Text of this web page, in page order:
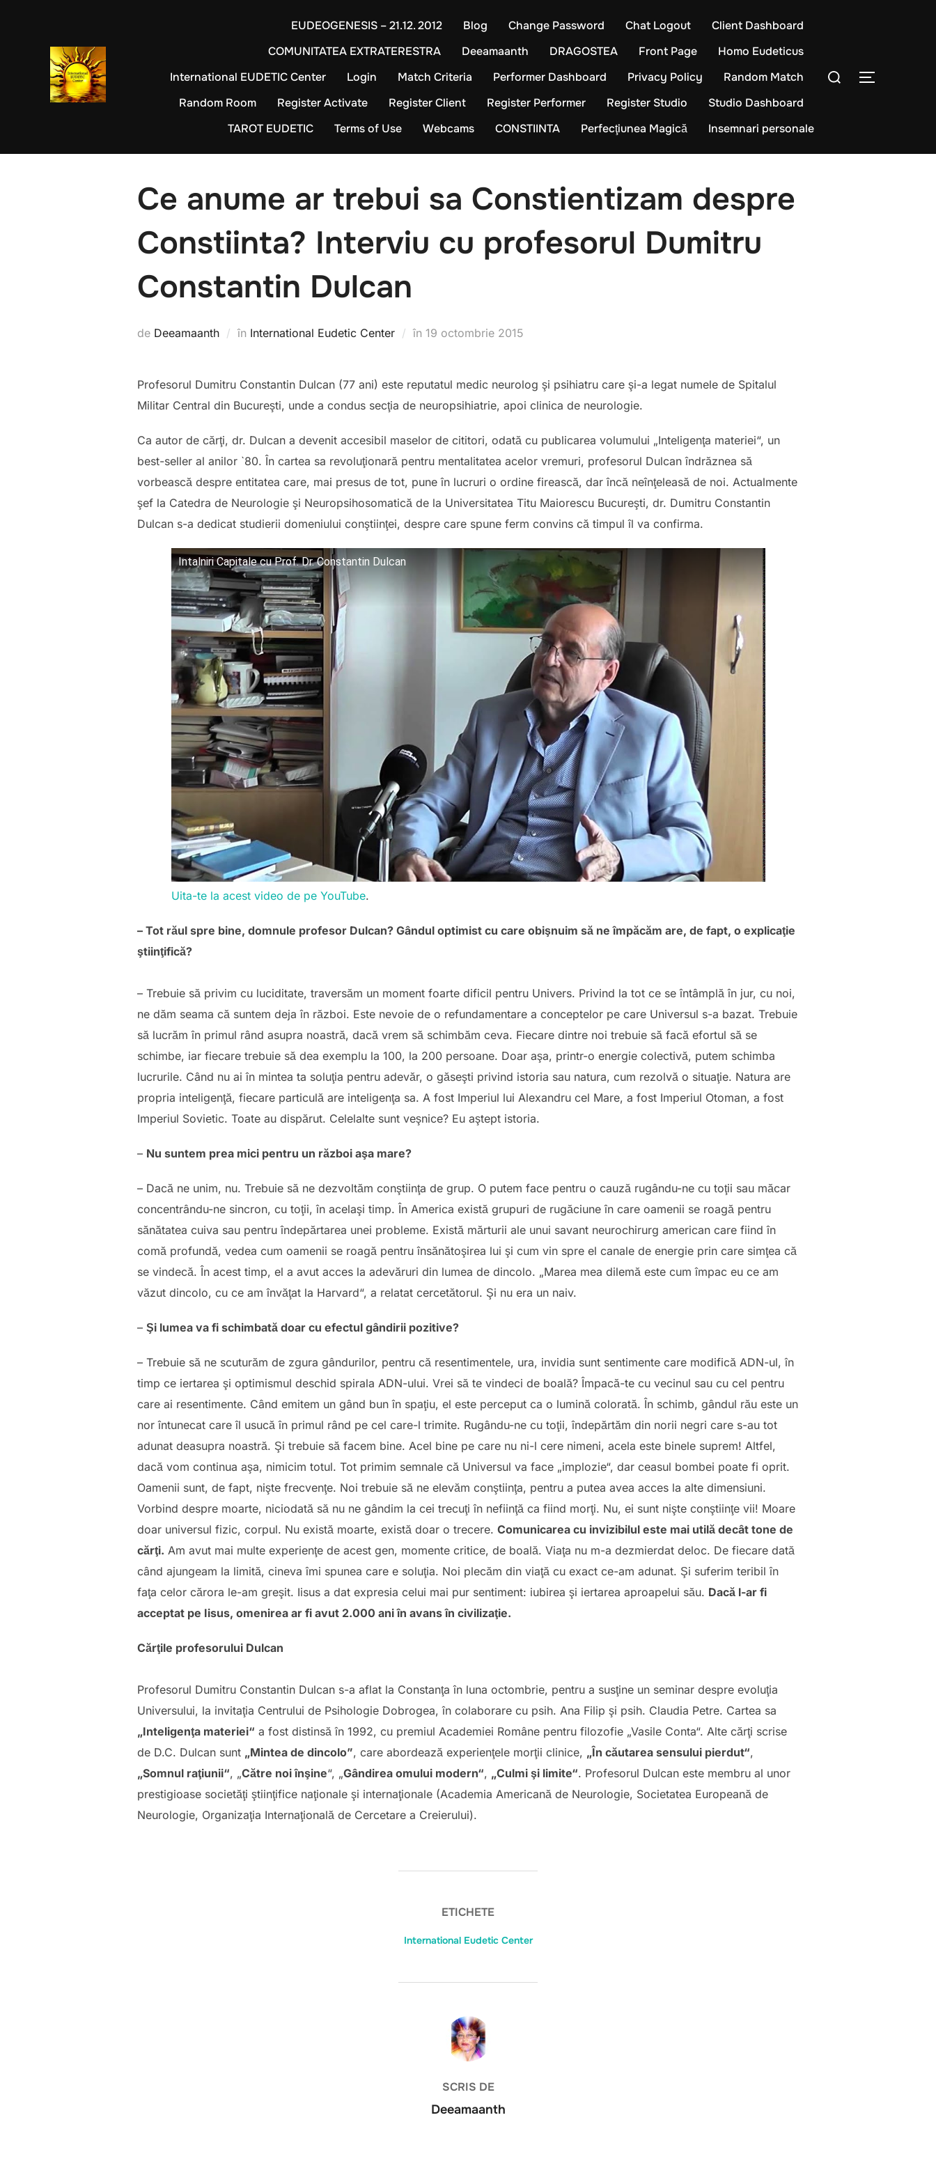
EUDEOGENESIS – 21.12. 2012 Blog Change Password Chat Logout
Client Dashboard
COMUNITATEA EXTRATERESTRA
Deeamaanth DRAGOSTEA Front Page
Homo Eudeticus
International EUDETIC Center
Login Match Criteria Performer Dashboard Privacy Policy
Random Match
Random Room
Register Activate Register Client Register Performer Register Studio
Studio Dashboard
TAROT EUDETIC
Terms of Use Webcams CONSTIINTA Perfecţiunea Magică Insemnari personale
Caută
după:
COMUTĂ
Ce anume ar trebui sa Constientizam despre
Constiinta? Interviu cu profesorul Dumitru
Constantin Dulcan
de Deeamaanth în International Eudetic Center în Publicat
19 octombrie 2015
Profesorul Dumitru Constantin Dulcan (77 ani) este reputatul medic neurolog şi psihiatru care şi-a legat numele de Spitalul
Militar Central din Bucureşti, unde a condus secţia de neuropsihiatrie, apoi clinica de neurologie.
Ca autor de cărţi, dr. Dulcan a devenit accesibil maselor de cititori, odată cu publicarea volumului „Inteligenţa materiei“, un
best-seller al anilor `80. În cartea sa revoluţionară pentru mentalitatea acelor vremuri, profesorul Dulcan îndrăznea să
vorbească despre entitatea care, mai presus de tot, pune în lucruri o ordine firească, dar încă neînţeleasă de noi. Actualmente
şef la Catedra de Neurologie şi Neuropsihosomatică de la Universitatea Titu Maiorescu Bucureşti, dr. Dumitru Constantin
Dulcan s-a dedicat studierii domeniului conştiinţei, despre care spune ferm convins că timpul îl va confirma.
Intalniri Capitale cu Prof. Dr. Constantin Dulcan
Uita-te la acest video de pe YouTube.
– Tot răul spre bine, domnule profesor Dulcan? Gândul optimist cu care obişnuim să ne împăcăm are, de fapt, o explicaţie
ştiinţifică?
– Trebuie să privim cu luciditate, traversăm un moment foarte dificil pentru Univers. Privind la tot ce se întâmplă în jur, cu noi,
ne dăm seama că suntem deja în război. Este nevoie de o refundamentare a conceptelor pe care Universul s-a bazat. Trebuie
să lucrăm în primul rând asupra noastră, dacă vrem să schimbăm ceva. Fiecare dintre noi trebuie să facă efortul să se
schimbe, iar fiecare trebuie să dea exemplu la 100, la 200 persoane. Doar aşa, printr-o energie colectivă, putem schimba
lucrurile. Când nu ai în mintea ta soluţia pentru adevăr, o găseşti privind istoria sau natura, cum rezolvă o situaţie. Natura are
propria inteligenţă, fiecare particulă are inteligenţa sa. A fost Imperiul lui Alexandru cel Mare, a fost Imperiul Otoman, a fost
Imperiul Sovietic. Toate au dispărut. Celelalte sunt veşnice? Eu aştept istoria.
– Nu suntem prea mici pentru un război aşa mare?
– Dacă ne unim, nu. Trebuie să ne dezvoltăm conştiinţa de grup. O putem face pentru o cauză rugându-ne cu toţii sau măcar
concentrându-ne sincron, cu toţii, în acelaşi timp. În America există grupuri de rugăciune în care oamenii se roagă pentru
sănătatea cuiva sau pentru îndepărtarea unei probleme. Există mărturii ale unui savant neurochirurg american care fiind în
comă profundă, vedea cum oamenii se roagă pentru însănătoşirea lui şi cum vin spre el canale de energie prin care simţea că
se vindecă. În acest timp, el a avut acces la adevăruri din lumea de dincolo. „Marea mea dilemă este cum împac eu ce am
văzut dincolo, cu ce am învăţat la Harvard“, a relatat cercetătorul. Şi nu era un naiv.
– Şi lumea va fi schimbată doar cu efectul gândirii pozitive?
– Trebuie să ne scuturăm de zgura gândurilor, pentru că resentimentele, ura, invidia sunt sentimente care modifică ADN-ul, în
timp ce iertarea şi optimismul deschid spirala ADN-ului. Vrei să te vindeci de boală? Împacă-te cu vecinul sau cu cel pentru
care ai resentimente. Când emitem un gând bun în spaţiu, el este perceput ca o lumină colorată. În schimb, gândul rău este un
nor întunecat care îl usucă în primul rând pe cel care-l trimite. Rugându-ne cu toţii, îndepărtăm din norii negri care s-au tot
adunat deasupra noastră. Şi trebuie să facem bine. Acel bine pe care nu ni-l cere nimeni, acela este binele suprem! Altfel,
dacă vom continua aşa, nimicim totul. Tot primim semnale că Universul va face „implozie“, dar ceasul bombei poate fi oprit.
Oamenii sunt, de fapt, nişte frecvenţe. Noi trebuie să ne elevăm conştiinţa, pentru a putea avea acces la alte dimensiuni.
Vorbind despre moarte, niciodată să nu ne gândim la cei trecuţi în nefiinţă ca fiind morţi. Nu, ei sunt nişte conştiinţe vii! Moare
doar universul fizic, corpul. Nu există moarte, există doar o trecere. Comunicarea cu invizibilul este mai utilă decât tone de
cărţi. Am avut mai multe experienţe de acest gen, momente critice, de boală. Viaţa nu m-a dezmierdat deloc. De fiecare dată
când ajungeam la limită, cineva îmi spunea care e soluţia. Noi plecăm din viaţă cu exact ce-am adunat. Şi suferim teribil în
faţa celor cărora le-am greşit. Iisus a dat expresia celui mai pur sentiment: iubirea şi iertarea aproapelui său. Dacă l-ar fi
acceptat pe Iisus, omenirea ar fi avut 2.000 ani în avans în civilizaţie.
Cărţile profesorului Dulcan
Profesorul Dumitru Constantin Dulcan s-a aflat la Constanţa în luna octombrie, pentru a susţine un seminar despre evoluţia
Universului, la invitaţia Centrului de Psihologie Dobrogea, în colaborare cu psih. Ana Filip şi psih. Claudia Petre. Cartea sa
„Inteligenţa materiei“ a fost distinsă în 1992, cu premiul Academiei Române pentru filozofie „Vasile Conta“. Alte cărţi scrise
de D.C. Dulcan sunt „Mintea de dincolo”, care abordează experienţele morţii clinice, „În căutarea sensului pierdut“,
„Somnul raţiunii“, „Către noi înşine“, „Gândirea omului modern“, „Culmi şi limite“. Profesorul Dulcan este membru al unor
prestigioase societăţi ştiinţifice naţionale şi internaţionale (Academia Americană de Neurologie, Societatea Europeană de
Neurologie, Organizaţia Internaţională de Cercetare a Creierului).
ETICHETE
International Eudetic Center
AUTOR ARTICOL
SCRIS DE
Deeamaanth